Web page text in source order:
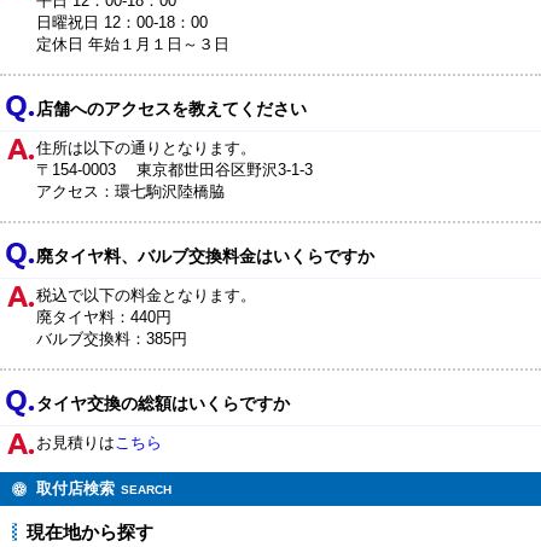
日曜祝日 12：00-18：00
定休日 年始１月１日～３日
店舗へのアクセスを教えてください
住所は以下の通りとなります。
〒154-0003 東京都世田谷区野沢3-1-3
アクセス：環七駒沢陸橋脇
廃タイヤ料、バルブ交換料金はいくらですか
税込で以下の料金となります。
廃タイヤ料：440円
バルブ交換料：385円
タイヤ交換の総額はいくらですか
お見積りはこちら
取付店検索 SEARCH
現在地から探す